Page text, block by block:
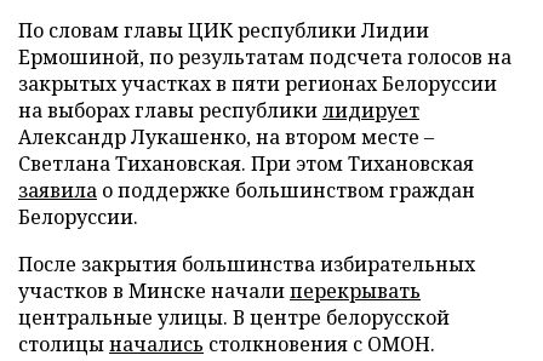
По словам главы ЦИК республики Лидии
Ермошиной, по результатам подсчета голосов на
закрытых участках в пяти регионах Белоруссии
на выборах главы республикилидирует
Александр Лукашенко, на втором месте –
Светлана Тихановская. При этом Тихановская
заявила о поддержке большинством граждан
Белоруссии.
После закрытия большинства избирательных
участков в Минске началиперекрывать
центральные улицы. В центре белорусской
столицыначались столкновения с ОМОН.